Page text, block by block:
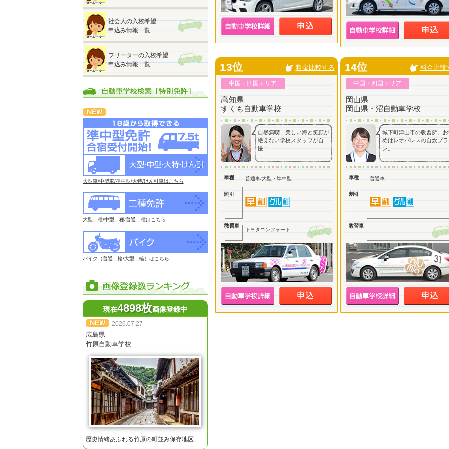
社会人の入校希望
申込み情報一覧
フリーターの入校希望
申込み情報一覧
大型車/中型車/準中型/大特/けん引車はこちら
大型二種/中型二種/普通二種はこちら
バイク（普通二輪/大型二輪）はこちら
現在4898枚画像登録中
2026.07.27
広島県
竹原自動車学校
歴史情緒あふれる竹原の町並み保存地区
13位 料金比較する
中国・四国エリア
高知県
すくも自動車学校
自然満喫、美しい海と笑顔が
絶えない学校スタッフが自
慢！
車種 普通車/大型・準中型
割引
教習車
トヨタコンフォート
14位 料金比較
中国・四国エリア
岡山県
岡山県・沼自動車学校
城下町津山市の教習所。
めはレオパレスの自炊プラ
ン。
車種 普通車
割引
教習車